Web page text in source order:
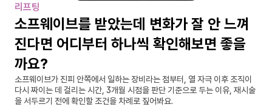
리프팅
소프웨이브를 받았는데 변화가 잘 안 느껴
진다면 어디부터 하나씩 확인해보면 좋을
까요?
소프웨이브가 진피 안쪽에서 일하는 장비라는 점부터, 열 자극 이후 조직이
다시 짜이는 데 걸리는 시간, 3개월 시점을 판단 기준으로 두는 이유, 재시술
을 서두르기 전에 확인할 조건을 차례로 짚어봐요.